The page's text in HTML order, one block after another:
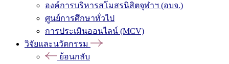
องค์การบริหารสโมสรนิสิตจุฬาฯ (อบจ.)
ศูนย์การศึกษาทั่วไป
การประเมินออนไลน์ (MCV)
วิจัยและนวัตกรรม
ย้อนกลับ